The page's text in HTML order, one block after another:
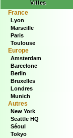
Villes
France
Lyon
Marseille
Paris
Toulouse
Europe
Amsterdam
Barcelone
Berlin
Bruxelles
Londres
Munich
Autres
New York
Seattle HQ
Séoul
Tokyo